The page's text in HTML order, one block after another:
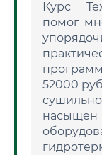
Курс
помог
52000